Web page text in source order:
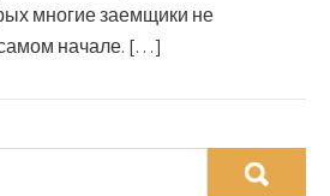
многие заемщики не
начале. […]